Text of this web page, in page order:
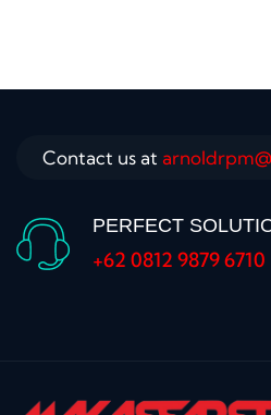
Contact us at
PERFECT
+62 0812 9879 6710